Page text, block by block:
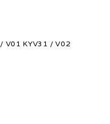
V01 KYV31 / V02